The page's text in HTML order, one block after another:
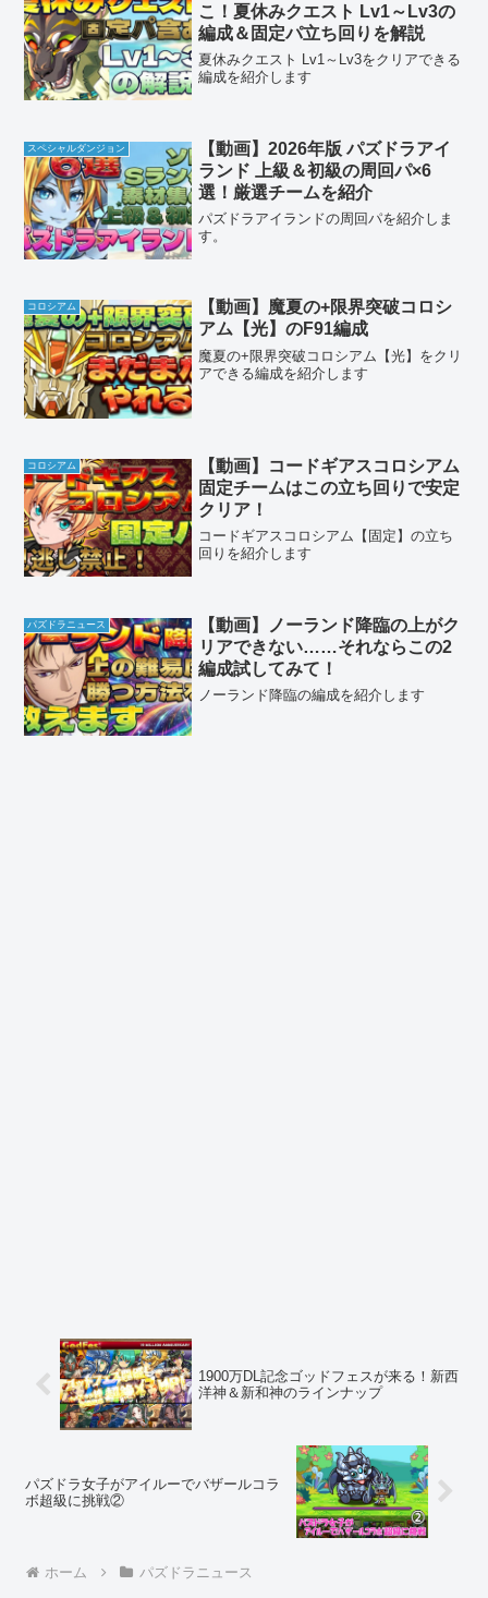
こ！夏休みクエスト Lv1～Lv3の
編成＆固定パ立ち回りを解説
夏休みクエスト Lv1～Lv3をクリアできる
編成を紹介します
スペシャルダンジョン
【動画】2026年版 パズドラアイ
ランド 上級＆初級の周回パ×6
選！厳選チームを紹介
パズドラアイランドの周回パを紹介しま
す。
コロシアム
【動画】魔夏の+限界突破コロシ
アム【光】のF91編成
魔夏の+限界突破コロシアム【光】をクリ
アできる編成を紹介します
コロシアム
【動画】コードギアスコロシアム
固定チームはこの立ち回りで安定
クリア！
コードギアスコロシアム【固定】の立ち
回りを紹介します
パズドラニュース
【動画】ノーランド降臨の上がク
リアできない……それならこの2
編成試してみて！
ノーランド降臨の編成を紹介します
1900万DL記念ゴッドフェスが来る！新西
洋神＆新和神のラインナップ
パズドラ女子がアイルーでバザールコラ
ボ超級に挑戦②
ホーム パズドラニュース